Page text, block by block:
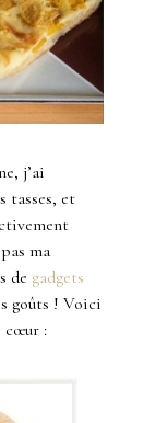
j’ai
tasses, et
ma
de gadgets
goûts ! Voici
cœur :